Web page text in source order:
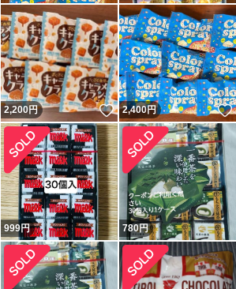
いいね！
2,200円 いいね！
2,400円
999円 780円